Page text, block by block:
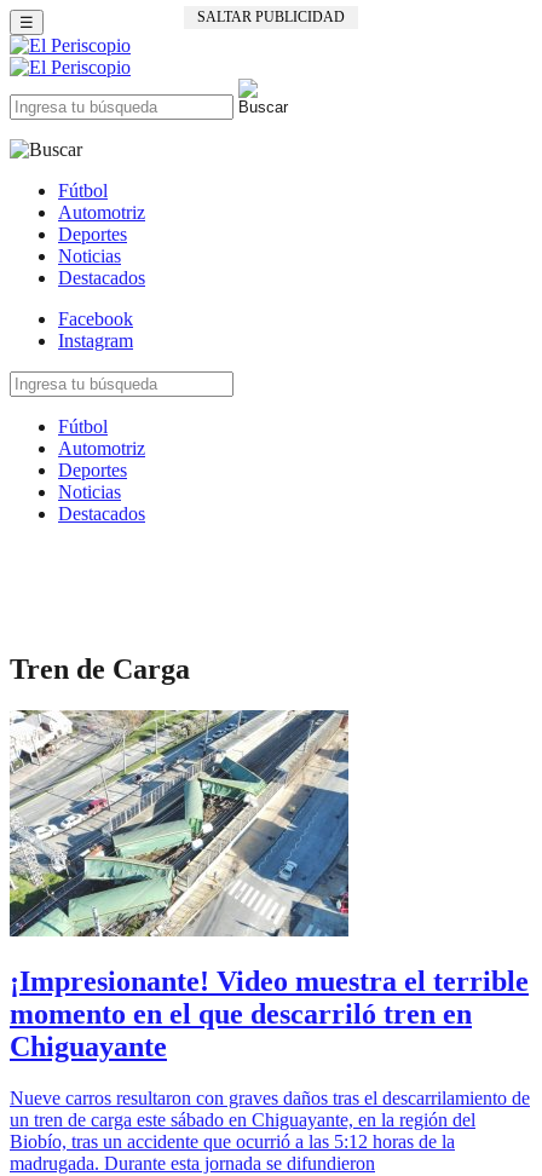
SALTAR PUBLICIDAD
☰
Fútbol
Automotriz
Deportes
Noticias
Destacados
Facebook
Instagram
Fútbol
Automotriz
Deportes
Noticias
Destacados
Tren de Carga
¡Impresionante! Video muestra el terrible
momento en el que descarriló tren en
Chiguayante
Nueve carros resultaron con graves daños tras el descarrilamiento de
un tren de carga este sábado en Chiguayante, en la región del
Biobío, tras un accidente que ocurrió a las 5:12 horas de la
madrugada. Durante esta jornada se difundieron